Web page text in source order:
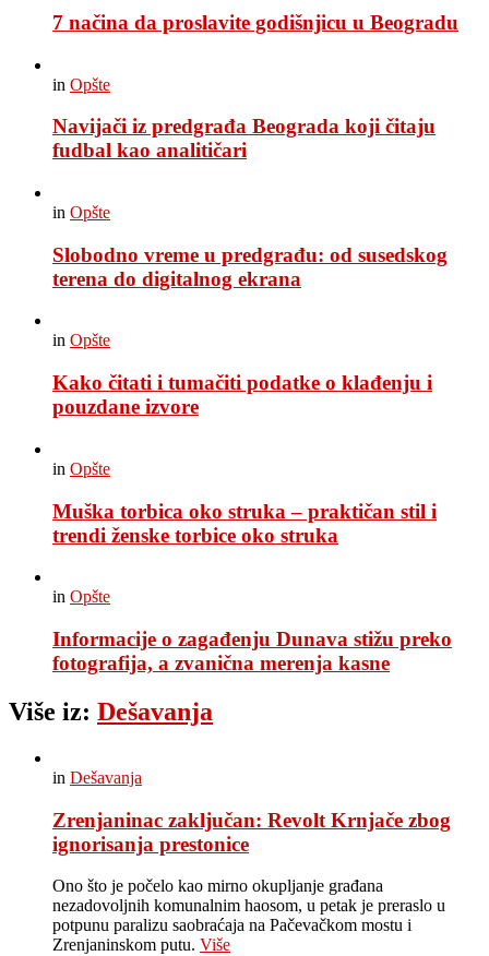
7 načina da proslavite godišnjicu u Beogradu
in Opšte
Navijači iz predgrađa Beograda koji čitaju
fudbal kao analitičari
in Opšte
Slobodno vreme u predgrađu: od susedskog
terena do digitalnog ekrana
in Opšte
Kako čitati i tumačiti podatke o klađenju i
pouzdane izvore
in Opšte
Muška torbica oko struka – praktičan stil i
trendi ženske torbice oko struka
in Opšte
Informacije o zagađenju Dunava stižu preko
fotografija, a zvanična merenja kasne
Više iz: Dešavanja
in Dešavanja
Zrenjaninac zaključan: Revolt Krnjače zbog
ignorisanja prestonice
Ono što je počelo kao mirno okupljanje građana
nezadovoljnih komunalnim haosom, u petak je preraslo u
potpunu paralizu saobraćaja na Pačevačkom mostu i
Zrenjaninskom putu. Više